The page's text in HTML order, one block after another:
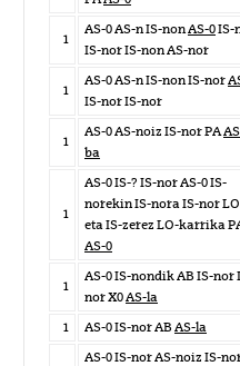
1
AS-0 AS-n IS-nonAS-0IS-
IS-nor IS-non AS-nor
1
AS-0 AS-n IS-non IS-nor
IS-nor IS-nor
1
AS-0 AS-noiz IS-nor PA
ba
1
AS-0 IS-? IS-nor AS-0 IS-
norekin IS-nora IS-nor
eta IS-zerez LO-karrika
AS-0
1
AS-0 IS-nondik AB IS-nor
nor X0AS-la
1
AS-0 IS-nor AB AS-la
AS-0 IS-nor AS-noiz IS-